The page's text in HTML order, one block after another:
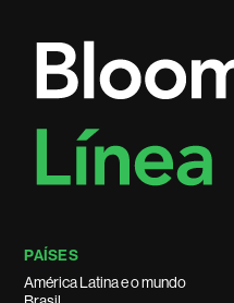
PAÍSES
América Latina e o mundo